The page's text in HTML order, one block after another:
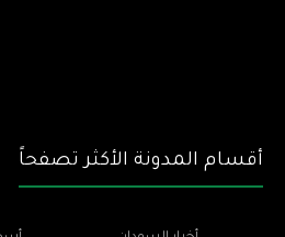
أقسام المدونة الأكثر تصفحاً